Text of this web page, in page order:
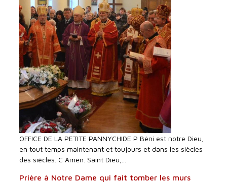
OFFICE DE LA PETITE PANNYCHIDE P Béni est notre Dieu,
en tout temps maintenant et toujours et dans les siècles
des siècles. C Amen. Saint Dieu,...
Prière à Notre Dame qui fait tomber les murs